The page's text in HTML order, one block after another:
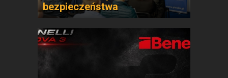
bezpieczeństwa